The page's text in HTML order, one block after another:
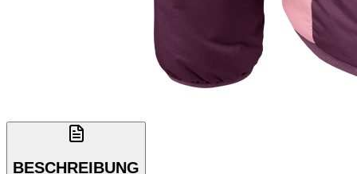
BESCHREIBUNG